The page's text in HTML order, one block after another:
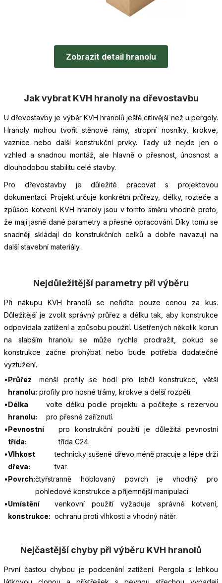
Zobrazit detail hranolu
Jak vybrat KVH hranoly na dřevostavbu
U dřevostavby je výběr KVH hranolů ještě citlivější než u pergoly.
Hranoly mohou tvořit stěnové rámy, stropní nosníky, krokve,
vaznice nebo další konstrukční prvky. Tady už nejde jen o
vzhled a snadnou montáž, ale hlavně o přesnost, únosnost a
dlouhodobou stabilitu celé stavby.
Pro dřevostavby je důležité pracovat s projektovou
dokumentací. Projekt určuje konkrétní průřezy, délky, rozteče a
způsob kotvení. KVH hranoly jsou v tomto směru vhodné proto,
že mají jasně dané parametry a přesné opracování. Díky tomu se
snadněji skládají do konstrukčních celků a dobře navazují na
další stavební materiály.
Nejdůležitější parametry při výběru
Při nákupu KVH hranolů se neřiďte pouze cenou za kus.
Důležitější je zvolit správný průřez a délku tak, aby konstrukce
odpovídala zatížení a způsobu použití. Ušetřených několik korun
na slabším hranolu se může rychle prodražit, pokud se
konstrukce začne prohýbat nebo bude potřeba dodatečné
vyztužení.
Průřez
hranolu:
menší profily se hodí pro lehčí konstrukce, větší
profily pro nosné trámy, krokve a delší rozpětí.
Délka
hranolu:
volte délku podle projektu a počítejte s rezervou
pro přesné zaříznutí.
Pevnostní
třída:
pro konstrukční použití je důležitá pevnostní
třída C24.
Vlhkost
dřeva:
technicky sušené dřevo méně pracuje a lépe drží
tvar.
Povrch:čtyřstranně hoblovaný povrch je vhodný pro
pohledové konstrukce a příjemnější manipulaci.
Umístění
konstrukce:
venkovní použití vyžaduje správné kotvení,
ochranu proti vlhkosti a vhodný nátěr.
Nejčastější chyby při výběru KVH hranolů
První častou chybou je podcenění zatížení. Pergola s lehkou